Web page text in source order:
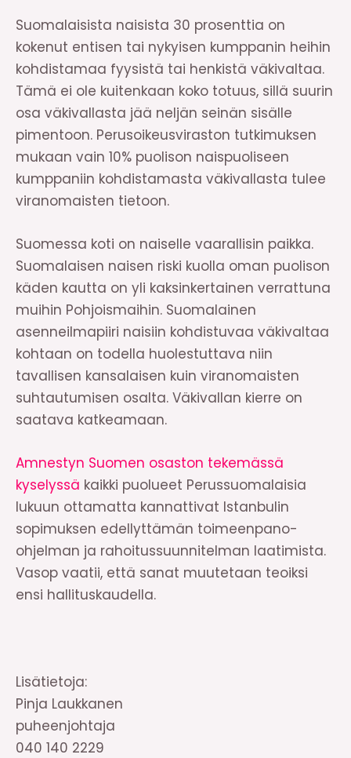
Suomalaisista naisista 30 prosenttia on
kokenut entisen tai nykyisen kumppanin heihin
kohdistamaa fyysistä tai henkistä väkivaltaa.
Tämä ei ole kuitenkaan koko totuus, sillä suurin
osa väkivallasta jää neljän seinän sisälle
pimentoon. Perusoikeusviraston tutkimuksen
mukaan vain 10% puolison naispuoliseen
kumppaniin kohdistamasta väkivallasta tulee
viranomaisten tietoon.
Suomessa koti on naiselle vaarallisin paikka.
Suomalaisen naisen riski kuolla oman puolison
käden kautta on yli kaksinkertainen verrattuna
muihin Pohjoismaihin. Suomalainen
asenneilmapiiri naisiin kohdistuvaa väkivaltaa
kohtaan on todella huolestuttava niin
tavallisen kansalaisen kuin viranomaisten
suhtautumisen osalta. Väkivallan kierre on
saatava katkeamaan.
Amnestyn Suomen osaston tekemässä
kyselyssä kaikki puolueet Perussuomalaisia
lukuun ottamatta kannattivat Istanbulin
sopimuksen edellyttämän toimeenpano-
ohjelman ja rahoitussuunnitelman laatimista.
Vasop vaatii, että sanat muutetaan teoiksi
ensi hallituskaudella.
Lisätietoja:
Pinja Laukkanen
puheenjohtaja
040 140 2229